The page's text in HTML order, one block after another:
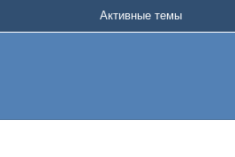
Активные темы